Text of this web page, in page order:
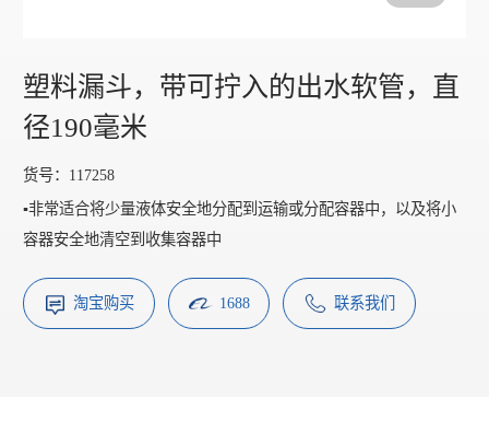
塑料漏斗，带可拧入的出水软管，直
径190毫米
货号：117258
​▪️非常适合将少量液体安全地分配到运输或分配容器中，以及将小
容器安全地清空到收集容器中
淘宝购买 1688 联系我们